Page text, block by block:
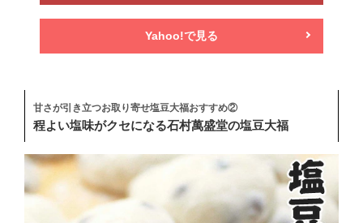
Yahoo!で見る
甘さが引き立つお取り寄せ塩豆大福おすすめ②
程よい塩味がクセになる石村萬盛堂の塩豆大福